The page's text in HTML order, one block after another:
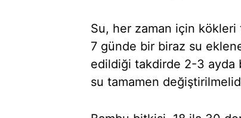
Su, her zaman için kökleri
7 günde bir biraz su
edildiği takdirde 2-3 ayda
su tamamen